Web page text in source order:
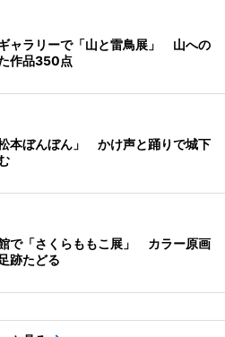
ャラリーで「山と雷鳥展」 山への
作品350点
本ぼんぼん」 かけ声と踊りで城下
で「さくらももこ展」 カラー原画
跡たどる